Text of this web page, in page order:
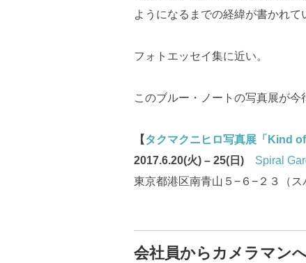
ようになるまでの経緯が書かれて
フォトエッセイ集に近い。
このブルー・ノートの写真展が今
【タクマクニヒロ写真展「Kind of
2017.6.20(火) – 25(日) Spiral
東京都港区南青山５−６−２３（ス
会社員からカメラマン